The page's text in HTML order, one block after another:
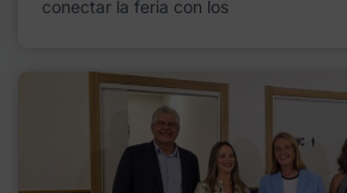
conectar la feria con los